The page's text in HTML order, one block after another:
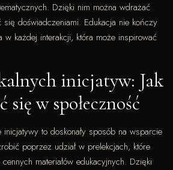
Dzięki nim można wdrażać
doświadczeniami. Edukacja nie kończy
każdej interakcji, która może inspirować
inicjatyw: Jak
się w społeczność
inicjatywy to doskonały sposób na wsparcie
poprzez udział w prelekcjach, które
materiałów edukacyjnych. Dzięki